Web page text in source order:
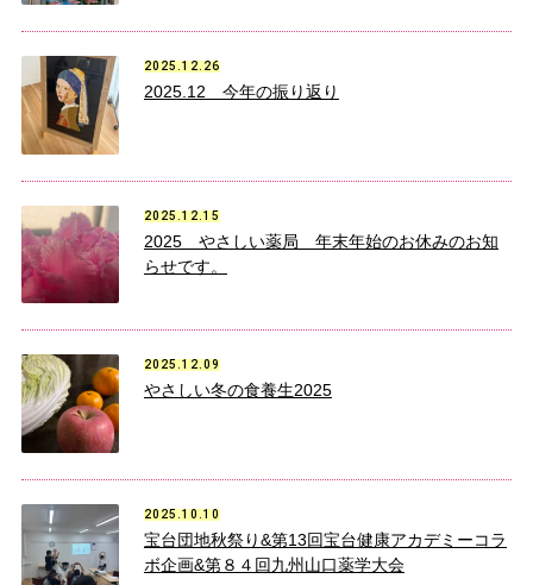
2025.12.26
2025.12 今年の振り返り
2025.12.15
2025 やさしい薬局 年末年始のお休みのお知
らせです。
2025.12.09
やさしい冬の食養生2025
2025.10.10
宝台団地秋祭り&第13回宝台健康アカデミーコラ
ボ企画&第８４回九州山口薬学大会